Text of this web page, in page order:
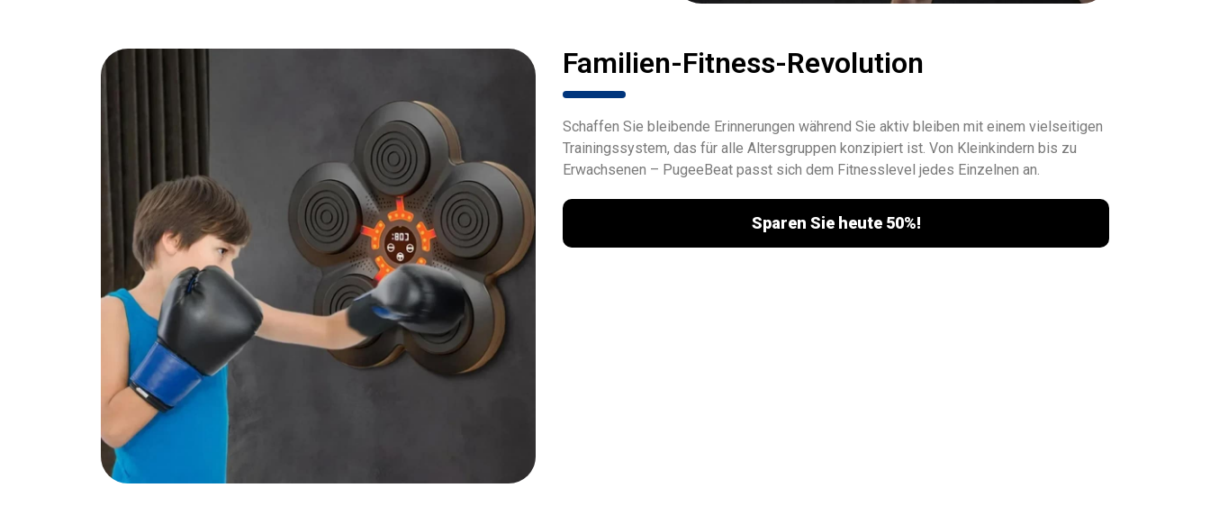
Familien-Fitness-Revolution
Schaffen Sie bleibende Erinnerungen während Sie aktiv bleiben mit einem vielseitigen
Trainingssystem, das für alle Altersgruppen konzipiert ist. Von Kleinkindern bis zu
Erwachsenen – PugeeBeat passt sich dem Fitnesslevel jedes Einzelnen an.
Sparen Sie heute 50%!